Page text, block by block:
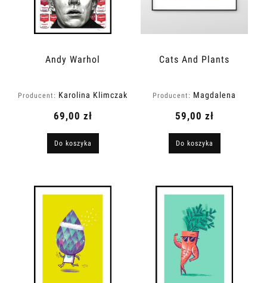
Andy Warhol
Producent: Karolina Klimczak
69,00 zł
Do koszyka
Cats And Plants
Producent: Magdalena
59,00 zł
Do koszyka